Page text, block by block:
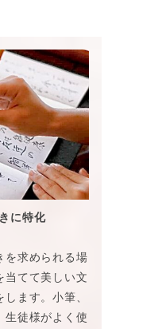
に特化
を求められる場
当てて美しい文
ます。小筆、
生徒様がよく使